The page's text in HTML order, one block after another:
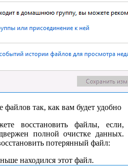
файлов так, как вам будет удобно
восстановить файлы, если,
полной очистке данных.
потерянный файл:
находился этот файл.